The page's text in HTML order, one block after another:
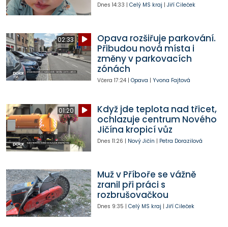
Dnes 14:33 | Celý MS kraj | Jiří Cileček
02:33
Opava rozšiřuje parkování.
Přibudou nová místa i
změny v parkovacích
zónách
Včera 17:24| Opava | Yvona Fajtová
01:20
Když jde teplota nad třicet,
ochlazuje centrum Nového
Jičína kropicí vůz
Dnes 11:26 | Nový Jičín | Petra Dorazilová
Muž v Příboře se vážně
zranil při práci s
rozbrušovačkou
Dnes 9:35 | Celý MS kraj | Jiří Cileček